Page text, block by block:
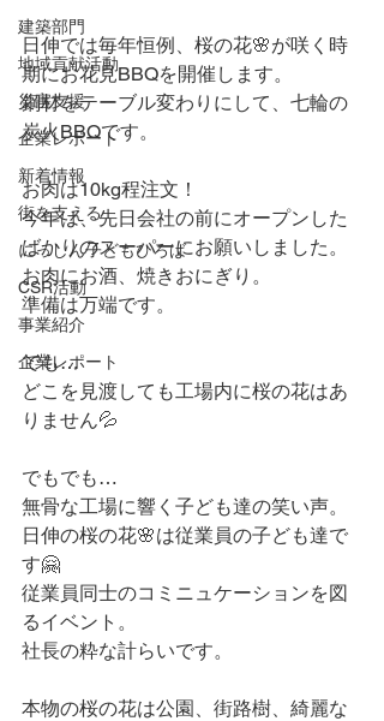
建築部門
地域貢献活動
災害支援
企業レポート
新着情報
街を支える
にっしん子どもひろば
CSR活動
事業紹介
企業レポート
日伸では毎年恒例、桜の花🌸が咲く時
期にお花見BBQを開催します。
鋼材をテーブル変わりにして、七輪の
炭火BBQです。
お肉は10kg程注文！
今年は、先日会社の前にオープンした
ばかりのスーパーにお願いしました。
お肉にお酒、焼きおにぎり。
準備は万端です。
でも…
どこを見渡しても工場内に桜の花はあ
りません💦
でもでも…
無骨な工場に響く子ども達の笑い声。
日伸の桜の花🌸は従業員の子ども達で
す🤗
従業員同士のコミニュケーションを図
るイベント。
社長の粋な計らいです。
本物の桜の花は公園、街路樹、綺麗な